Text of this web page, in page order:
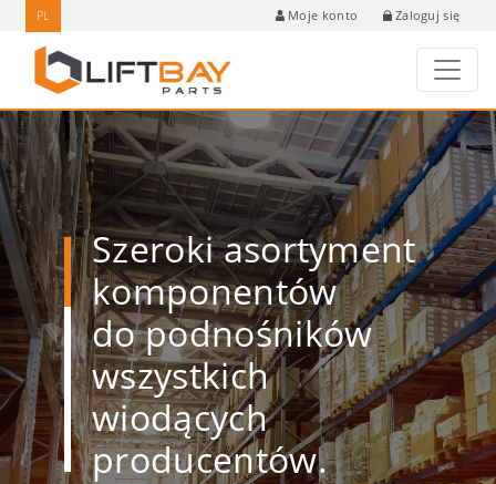
PL Moje konto Zaloguj się
Szeroki asortyment
komponentów
do podnośników
wszystkich
wiodących
producentów.